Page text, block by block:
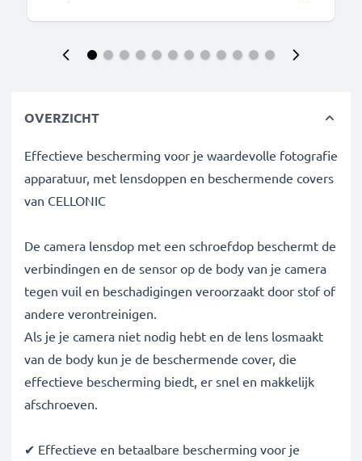
OVERZICHT
Effectieve bescherming voor je waardevolle fotografie
apparatuur, met lensdoppen en beschermende covers
van CELLONIC
De camera lensdop met een schroefdop beschermt de
verbindingen en de sensor op de body van je camera
tegen vuil en beschadigingen veroorzaakt door stof of
andere verontreinigen.
Als je je camera niet nodig hebt en de lens losmaakt
van de body kun je de beschermende cover, die
effectieve bescherming biedt, er snel en makkelijk
afschroeven.
✔ Effectieve en betaalbare bescherming voor je